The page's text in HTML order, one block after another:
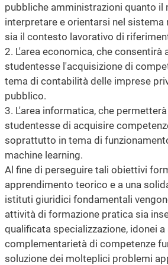
pubbliche amministrazioni quanto il
interpretare e orientarsi nel sistema
sia il contesto lavorativo di
2. L'area economica, che consentirà
studentesse l'acquisizione di
tema di contabilità delle imprese
pubblico.
3. L'area informatica, che
studentesse di acquisire
soprattutto in tema di
machine learning.
Al fine di perseguire tali obiettivi
apprendimento teorico e a una
istituti giuridici fondamentali
attività di formazione pratica sia
qualificata specializzazione, idonei
complementarietà di competenze
soluzione dei molteplici problemi